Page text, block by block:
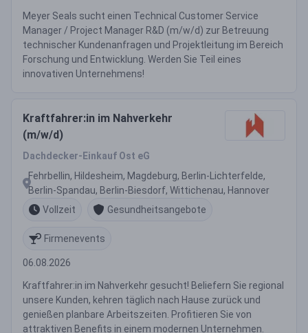
Meyer Seals sucht einen Technical Customer Service
Manager / Project Manager R&D (m/w/d) zur Betreuung
technischer Kundenanfragen und Projektleitung im Bereich
Forschung und Entwicklung. Werden Sie Teil eines
innovativen Unternehmens!
Kraftfahrer:in im Nahverkehr
(m/w/d)
Dachdecker-Einkauf Ost eG
Fehrbellin, Hildesheim, Magdeburg, Berlin-Lichterfelde,
Berlin-Spandau, Berlin-Biesdorf, Wittichenau, Hannover
Vollzeit
Gesundheitsangebote
Firmenevents
06.08.2026
Kraftfahrer:in im Nahverkehr gesucht! Beliefern Sie regional
unsere Kunden, kehren täglich nach Hause zurück und
genießen planbare Arbeitszeiten. Profitieren Sie von
attraktiven Benefits in einem modernen Unternehmen.